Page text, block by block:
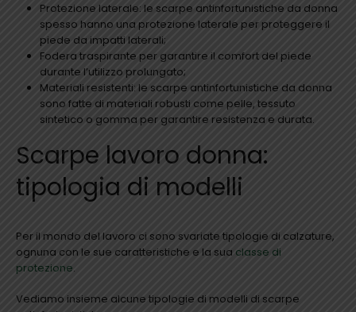
Protezione laterale: le scarpe antinfortunistiche da donna
spesso hanno una protezione laterale per proteggere il
piede da impatti laterali;
Fodera traspirante per garantire il comfort del piede
durante l’utilizzo prolungato;
Materiali resistenti: le scarpe antinfortunistiche da donna
sono fatte di materiali robusti come pelle, tessuto
sintetico o gomma per garantire resistenza e durata.
Scarpe lavoro donna:
tipologia di modelli
Per il mondo del lavoro ci sono svariate tipologie di calzature,
ognuna con le sue caratteristiche e la sua classe di
protezione.
Vediamo insieme alcune tipologie di modelli di scarpe